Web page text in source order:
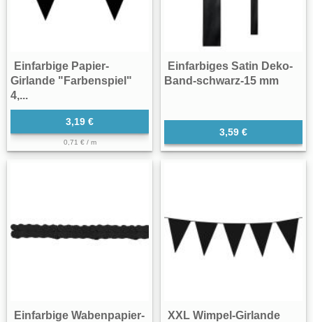
Einfarbige Papier-
Girlande "Farbenspiel"
4,...
3,19 €
0,71 € / m
Einfarbiges Satin Deko-
Band-schwarz-15 mm
3,59 €
Einfarbige Wabenpapier-
XXL Wimpel-Girlande